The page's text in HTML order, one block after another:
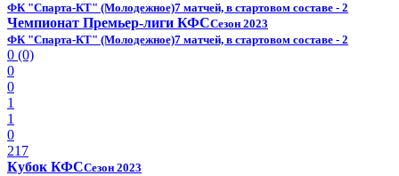
ФК "Спарта-КТ" (Молодежное)7 матчей, в стартовом составе - 2
Чемпионат Премьер-лиги КФССезон 2023
ФК "Спарта-КТ" (Молодежное)7 матчей, в стартовом составе - 2
0 (0)
0
0
1
1
0
217
Кубок КФССезон 2023